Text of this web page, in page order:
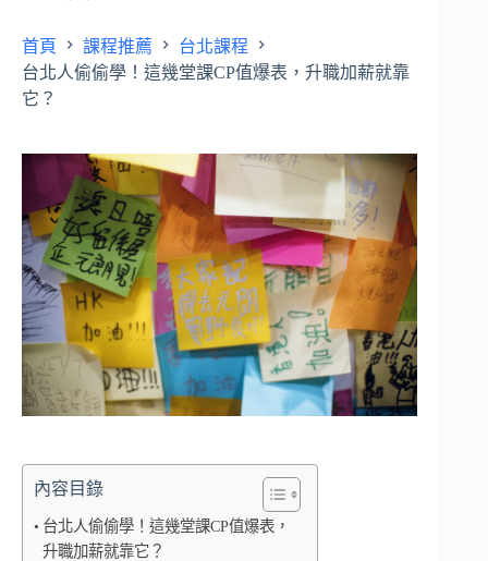
首頁 課程推薦
台北課程
台北人偷偷學！這幾堂課CP值爆表，升職加薪就靠
它？
內容目錄
台北人偷偷學！這幾堂課CP值爆表，
升職加薪就靠它？